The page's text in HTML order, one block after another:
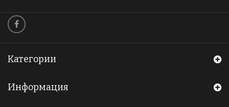
Категории
Информация